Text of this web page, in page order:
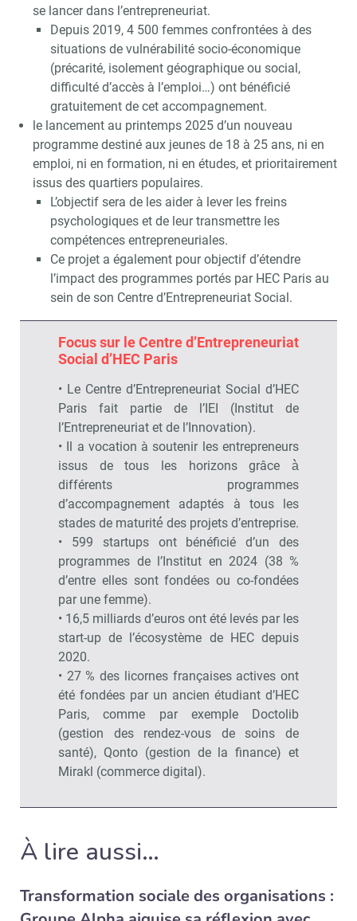
se lancer dans l’entrepreneuriat.
Depuis 2019, 4 500 femmes confrontées à des
situations de vulnérabilité socio-économique
(précarité, isolement géographique ou social,
difficulté d’accès à l’emploi…) ont bénéficié
gratuitement de cet accompagnement.
le lancement au printemps 2025 d’un nouveau
programme destiné aux jeunes de 18 à 25 ans, ni en
emploi, ni en formation, ni en études, et prioritairement
issus des quartiers populaires.
L’objectif sera de les aider à lever les freins
psychologiques et de leur transmettre les
compétences entrepreneuriales.
Ce projet a également pour objectif d’étendre
l’impact des programmes portés par HEC Paris au
sein de son Centre d’Entrepreneuriat Social.
Focus sur le Centre d’Entrepreneuriat
Social d’HEC Paris
• Le Centre d’Entrepreneuriat Social d’HEC
Paris fait partie de l’IEI (Institut de
l’Entrepreneuriat et de l’Innovation).
• Il a vocation à soutenir les entrepreneurs
issus de tous les horizons grâce à̀
différents programmes
d’accompagnement adaptés à tous les
stades de maturité́ des projets d’entreprise.
• 599 startups ont bénéficié d’un des
programmes de l’Institut en 2024 (38 %
d’entre elles sont fondées ou co-fondées
par une femme).
• 16,5 milliards d’euros ont été levés par les
start-up de l’écosystème de HEC depuis
2020.
• 27 % des licornes françaises actives ont
été fondées par un ancien étudiant d’HEC
Paris, comme par exemple Doctolib
(gestion des rendez-vous de soins de
santé), Qonto (gestion de la finance) et
Mirakl (commerce digital).
À lire aussi…
Transformation sociale des organisations :